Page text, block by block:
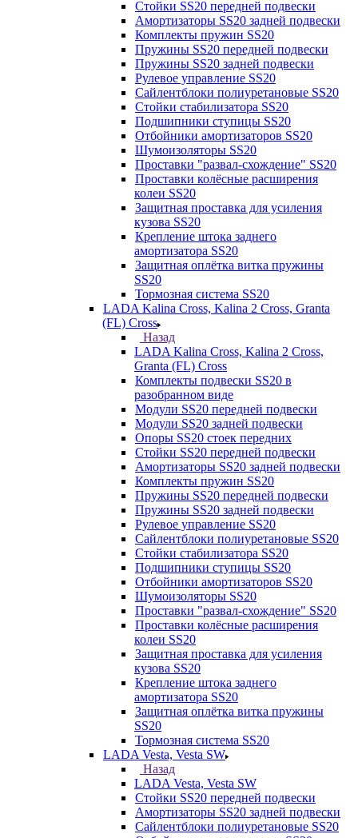
Стойки SS20 передней подвески
Амортизаторы SS20 задней подвески
Комплекты пружин SS20
Пружины SS20 передней подвески
Пружины SS20 задней подвески
Рулевое управление SS20
Сайлентблоки полиуретановые SS20
Стойки стабилизатора SS20
Подшипники ступицы SS20
Отбойники амортизаторов SS20
Шумоизоляторы SS20
Проставки "развал-схождение" SS20
Проставки колёсные расширения
колеи SS20
Защитная проставка для усиления
кузова SS20
Крепление штока заднего
амортизатора SS20
Защитная оплётка витка пружины
SS20
Тормозная система SS20
LADA Kalina Cross, Kalina 2 Cross, Granta
(FL) Cross
Назад
LADA Kalina Cross, Kalina 2 Cross,
Granta (FL) Cross
Комплекты подвески SS20 в
разобранном виде
Модули SS20 передней подвески
Модули SS20 задней подвески
Опоры SS20 стоек передних
Стойки SS20 передней подвески
Амортизаторы SS20 задней подвески
Комплекты пружин SS20
Пружины SS20 передней подвески
Пружины SS20 задней подвески
Рулевое управление SS20
Сайлентблоки полиуретановые SS20
Стойки стабилизатора SS20
Подшипники ступицы SS20
Отбойники амортизаторов SS20
Шумоизоляторы SS20
Проставки "развал-схождение" SS20
Проставки колёсные расширения
колеи SS20
Защитная проставка для усиления
кузова SS20
Крепление штока заднего
амортизатора SS20
Защитная оплётка витка пружины
SS20
Тормозная система SS20
LADA Vesta, Vesta SW
Назад
LADA Vesta, Vesta SW
Стойки SS20 передней подвески
Амортизаторы SS20 задней подвески
Сайлентблоки полиуретановые SS20